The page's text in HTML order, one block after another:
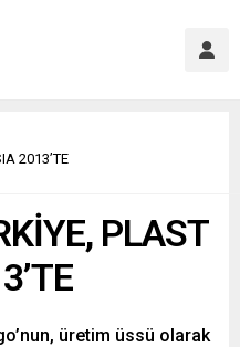
2013’TE
PLAST
üretim üssü olarak